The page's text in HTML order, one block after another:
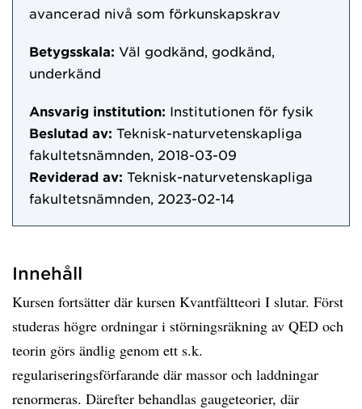
avancerad nivå som förkunskapskrav
Betygsskala: Väl godkänd, godkänd,
underkänd
Ansvarig institution: Institutionen för fysik
Beslutad av: Teknisk-naturvetenskapliga
fakultetsnämnden, 2018-03-09
Reviderad av: Teknisk-naturvetenskapliga
fakultetsnämnden, 2023-02-14
Innehåll
Kursen fortsätter där kursen Kvantfältteori I slutar. Först
studeras högre ordningar i störningsräkning av QED och
teorin görs ändlig genom ett s.k.
regulariseringsförfarande där massor och laddningar
renormeras. Därefter behandlas gaugeteorier, där